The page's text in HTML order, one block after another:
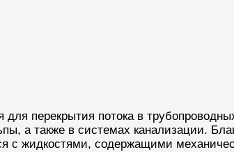
для перекрытия потока в
а также в системах канализации.
с жидкостями, содержащими